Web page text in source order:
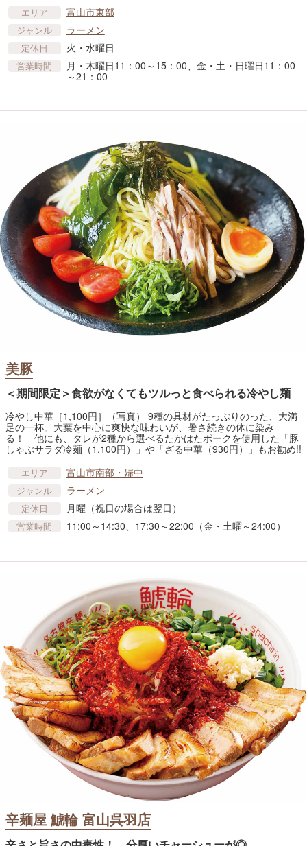
エリア 富山市東部
ジャンル ラーメン
定休日 火・水曜日
営業時間
月・木曜日11：00～15：00、金・土・日曜日11：00
～21：00
美豚
＜期間限定＞食欲がなくてもツルっと食べられる冷やし麺
冷やし中華［1,100円］（写真） 9種の具材がたっぷりのった、大満
足の一杯。大葉を中心に爽快な味わいが、暑さ続きの体に染み
る！ 他にも、タレが2種から選べるたかはたポークを使用した「豚
しゃぶサラダ冷麺（1,100円）」や「ざる中華（930円）」もお勧め!!
エリア 富山市南部・婦中
ジャンル ラーメン
定休日 月曜（祝日の場合は翌日）
営業時間 11:00～14:30、17:30～22:00（金・土曜～24:00）
辛麺屋 鯱輪 富山呉羽店